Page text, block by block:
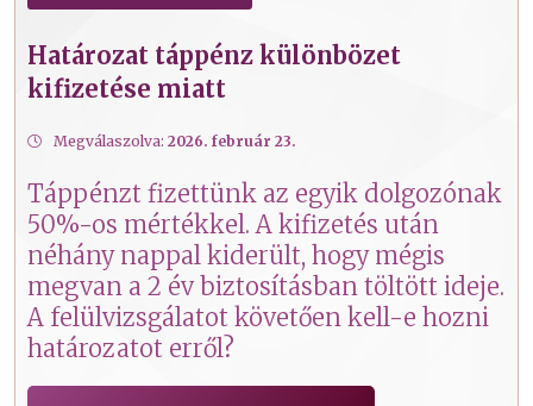
Határozat táppénz különbözet
kifizetése miatt
Megválaszolva: 2026. február 23.
Táppénzt fizettünk az egyik dolgozónak
50%-os mértékkel. A kifizetés után
néhány nappal kiderült, hogy mégis
megvan a 2 év biztosításban töltött ideje.
A felülvizsgálatot követően kell-e hozni
határozatot erről?